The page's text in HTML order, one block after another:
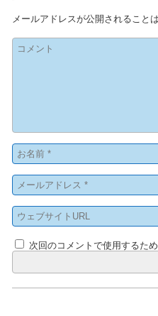
メールアドレスが公開されること
次回のコメントで使用するた